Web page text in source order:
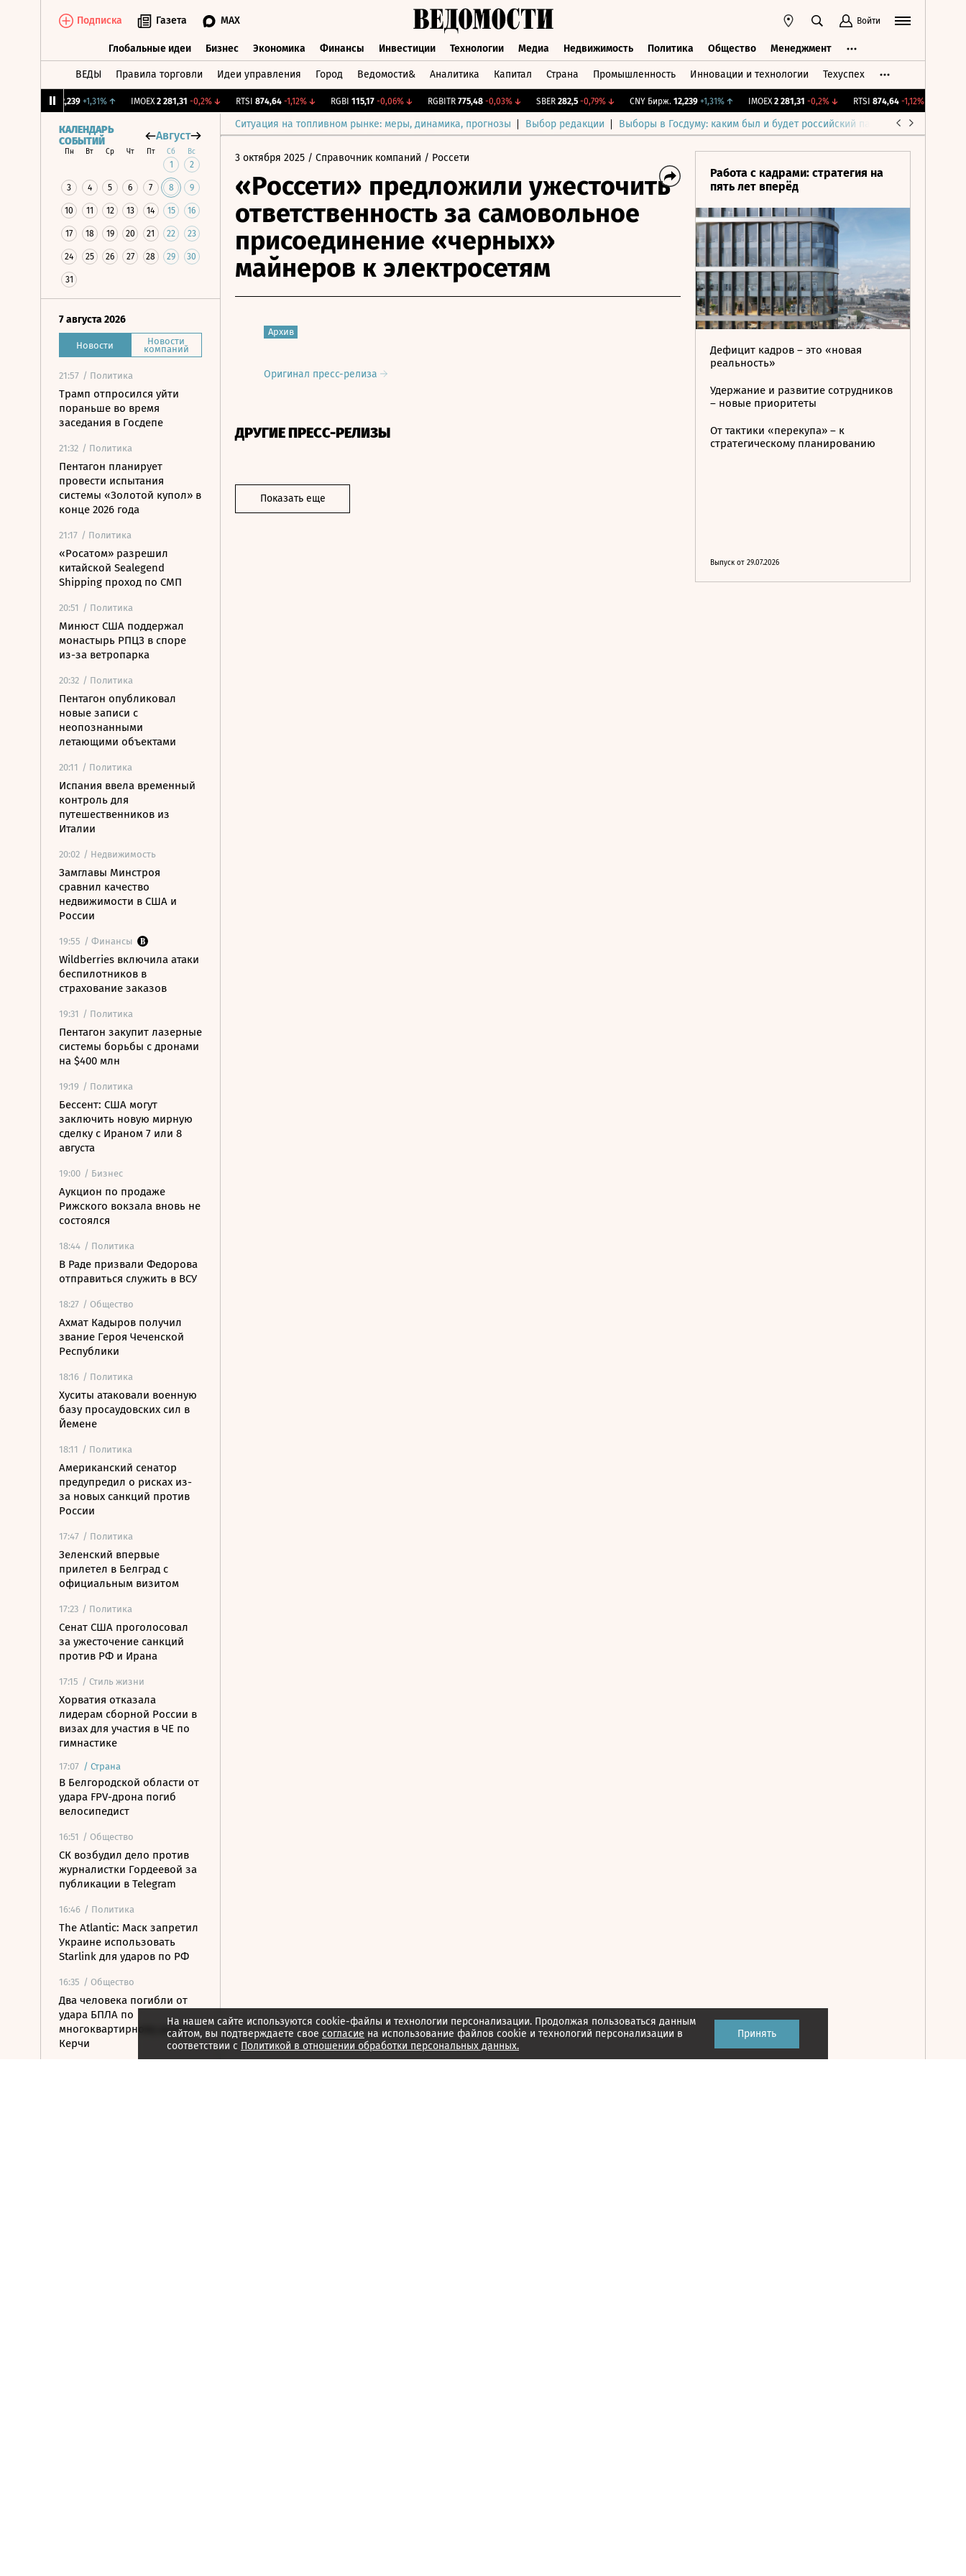
Подписка Газета MAX Войти
Глобальные идеи Бизнес Экономика Финансы Инвестиции Технологии Медиа Недвижимость Политика Общество Менеджмент
ВЕДЫ Правила торговли Идеи управления Город Ведомости& Аналитика Капитал Страна Промышленность Инновации и технологии Техуспех
12,239 +1,31%↑ IMOEX 2 281,31 -0,2%↓ RTSI 874,64 -1,12%↓ RGBI 115,17 -0,06%↓ RGBITR 775,48 -0,03%↓ SBER 282,5 -0,79%↓ CNY Бирж. 12,239 +1,31%↑ IMOEX 2 281,31 -0,2%↓ RTSI 874,64 -1,12%↓
Ситуация на топливном рынке: меры, динамика, прогнозы Выбор редакции Выборы в Госдуму: каким был и будет российский парламент
КАЛЕНДАРЬ
СОБЫТИЙ
Август
Пн Вт Ср Чт Пт Сб Вс
1 2
3 4 5 6 7 8 9
10 11 12 13 14 15 16
17 18 19 20 21 22 23
24 25 26 27 28 29 30
31
7 августа 2026
Новости Новости
компаний
21:57 / Политика
Трамп отпросился уйти
пораньше во время
заседания в Госдепе
21:32 / Политика
Пентагон планирует
провести испытания
системы «Золотой купол» в
конце 2026 года
21:17 / Политика
«Росатом» разрешил
китайской Sealegend
Shipping проход по СМП
20:51 / Политика
Минюст США поддержал
монастырь РПЦЗ в споре
из-за ветропарка
20:32 / Политика
Пентагон опубликовал
новые записи с
неопознанными
летающими объектами
20:11 / Политика
Испания ввела временный
контроль для
путешественников из
Италии
20:02 / Недвижимость
Замглавы Минстроя
сравнил качество
недвижимости в США и
России
19:55 / Финансы
Wildberries включила атаки
беспилотников в
страхование заказов
19:31 / Политика
Пентагон закупит лазерные
системы борьбы с дронами
на $400 млн
19:19 / Политика
Бессент: США могут
заключить новую мирную
сделку с Ираном 7 или 8
августа
19:00 / Бизнес
Аукцион по продаже
Рижского вокзала вновь не
состоялся
18:44 / Политика
В Раде призвали Федорова
отправиться служить в ВСУ
18:27 / Общество
Ахмат Кадыров получил
звание Героя Чеченской
Республики
18:16 / Политика
Хуситы атаковали военную
базу просаудовских сил в
Йемене
18:11 / Политика
Американский сенатор
предупредил о рисках из-
за новых санкций против
России
17:47 / Политика
Зеленский впервые
прилетел в Белград с
официальным визитом
17:23 / Политика
Сенат США проголосовал
за ужесточение санкций
против РФ и Ирана
17:15 / Стиль жизни
Хорватия отказала
лидерам сборной России в
визах для участия в ЧЕ по
гимнастике
17:07 / Страна
В Белгородской области от
удара FPV-дрона погиб
велосипедист
16:51 / Общество
СК возбудил дело против
журналистки Гордеевой за
публикации в Telegram
16:46 / Политика
The Atlantic: Маск запретил
Украине использовать
Starlink для ударов по РФ
16:35 / Общество
Два человека погибли от
удара БПЛА по
многоквартирному дому в
Керчи
3 октября 2025 / Справочник компаний / Россети
«Россети» предложили ужесточить
ответственность за самовольное
присоединение «черных»
майнеров к электросетям
Архив
Оригинал пресс-релиза
ДРУГИЕ ПРЕСС-РЕЛИЗЫ
Показать еще
Работа с кадрами: стратегия на
пять лет вперёд
Дефицит кадров – это «новая
реальность»
Удержание и развитие сотрудников
– новые приоритеты
От тактики «перекупа» – к
стратегическому планированию
Выпуск от 29.07.2026
На нашем сайте используются cookie-файлы и технологии персонализации. Продолжая пользоваться данным
сайтом, вы подтверждаете свое согласие на использование файлов cookie и технологий персонализации в
соответствии с Политикой в отношении обработки персональных данных.
Принять